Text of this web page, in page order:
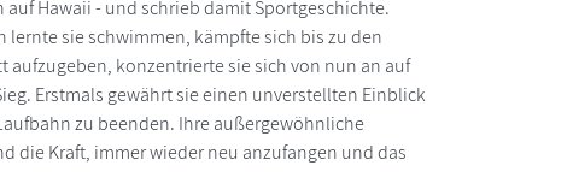
Hawaii - und schrieb damit Sportgeschichte.
lernte sie schwimmen, kämpfte sich bis zu den
aufzugeben, konzentrierte sie sich von nun an auf
Erstmals gewährt sie einen unverstellten Einblick
zu beenden. Ihre außergewöhnliche
die Kraft, immer wieder neu anzufangen und das